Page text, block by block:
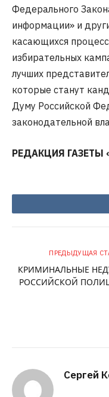
Федерального
информации» и
касающихся
избирательных
лучших
которые станут
Думу Российской
законодательной
РЕДАКЦИЯ ГАЗЕТЫ
ПРЕДЫДУЩАЯ
КРИМИНАЛЬНЫЕ
РОССИЙСКОЙ
Сергей